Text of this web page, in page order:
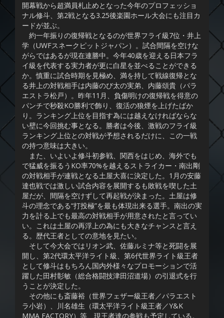
開幕戦から超満員札止めとなった今年のプロフェッショ
ナル修斗、第2戦となる3.25後楽園ホール大会にも注目カ
ードが並ぶ。
約一年振りの復帰戦となるのが世界フライ級7位・井上
学（UWFスネークピットジャパン）。試合間隔を空けな
がらではあるが現在連勝中。今年40歳を迎える日本フラ
イ級を代表する実力者が更に白星を並べることができる
か。慎重に試合時期を見極め、満を持して戦線復帰とな
る井上の対戦相手は内藤のび太の実弟、内藤頌貴（パラ
エストラ松戸）。昨年11月、負傷明けの復帰戦を得意の
パンチで秒殺KO勝利で飾り、復活の狼煙を上げたばか
り。ランキング上位を目指す為には越えなければならな
い壁に今回挑む事となる。勝者は今後、激戦のフライ級
ランキング上位との対戦が予想されるだけに、この一戦
の持つ意味は大きい。
また、いよいよ修斗初参戦、関西をはじめ、海外でも
で猛威を振るうKO率70%を越えるストライカー・南出剛
の対戦相手が連戦となる土屋大喜に決定した。1月の安藤
達也戦では激しい試合内容を展開するも敗戦を喫した土
屋だが、間隔を空けずして再起戦が決まった。土屋は修
斗の理念である“打投極”を最も体現出来る選手。南出の実
力を計る上でも最高の対戦相手が用意されたと言ってい
い。これは土屋の再浮上の為にも大きなチャンスと言え
る。歴代王者としての意地を見たい。
そして今大会ではリオン武、佐藤ルミナ等と死闘を展
開し、第2代環太平洋ライト級、第6代世界ライト級王者
として修斗はもちろん国内外様々なプロモーションで活
躍した田村彰敏（総合格闘技津田沼道場）の引退式を行
うことが決定した。
その他にも斎藤裕（世界フェザー級王者／パラエスト
ラ小岩）、川名雄生（環太平洋ライト級王者／Y&K
MMA FACTORY）等、現王者達の参戦も予定している。